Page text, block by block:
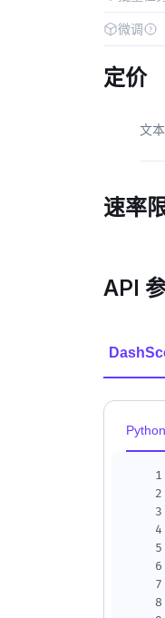
微调
定价
文
速率
API
Python
1
2
3
4
5
6
7
8